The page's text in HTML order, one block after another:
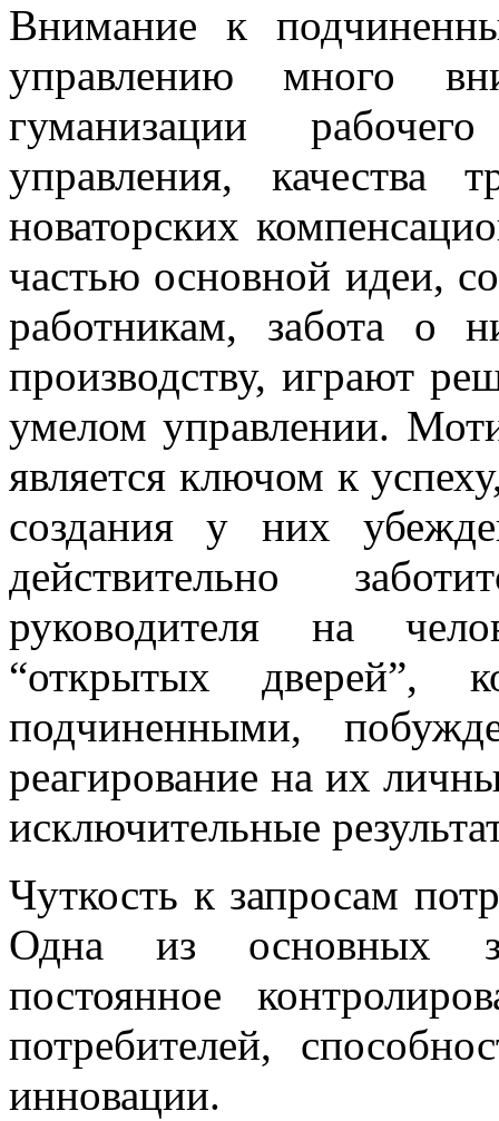
Внимание к
управлению много
гуманизации
управления, качества
новаторских
частью основной идеи,
работникам, забота о
производству, играют
умелом управлении.
является ключом к
создания у них
действительно
руководителя на
“открытых дверей”,
подчиненными,
реагирование на их
исключительные
Чуткость к запросам
Одна из основных
постоянное
потребителей,
инновации.